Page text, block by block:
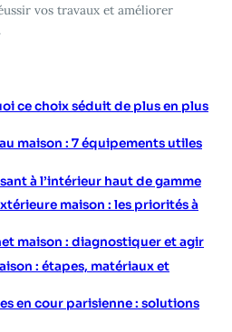
vos travaux et améliorer
ce choix séduit de plus en plus
maison : 7 équipements utiles
à l’intérieur haut de gamme
maison : les priorités à
maison : diagnostiquer et agir
: étapes, matériaux et
en cour parisienne : solutions